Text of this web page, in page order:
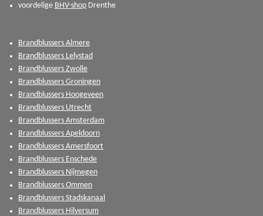
voordelige BHV-shop Drenthe
Brandblussers Almere
Brandblussers Lelystad
Brandblussers Zwolle
Brandblussers Groningen
Brandblussers Hoogeveen
Brandblussers Utrecht
Brandblussers Amsterdam
Brandblussers Apeldoorn
Brandblussers Amersfoort
Brandblussers Enschede
Brandblussers Nijmegen
Brandblussers Ommen
Brandblussers Stadskanaal
Brandblussers Hilversum